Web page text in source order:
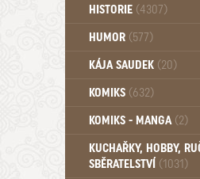
HISTORIE (4307)
Mytologie, Mýty, Báje,
HUMOR (577)
KÁJA SAUDEK (20)
KOMIKS (632)
Komiks - Čtyřlístek (234)
KOMIKS - MANGA (2)
KUCHAŘKY, HOBBY,
SBĚRATELSTVÍ (1031)